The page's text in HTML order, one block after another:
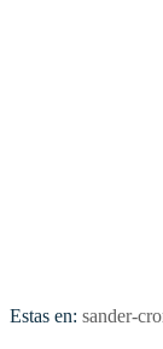
Estas en: sander-